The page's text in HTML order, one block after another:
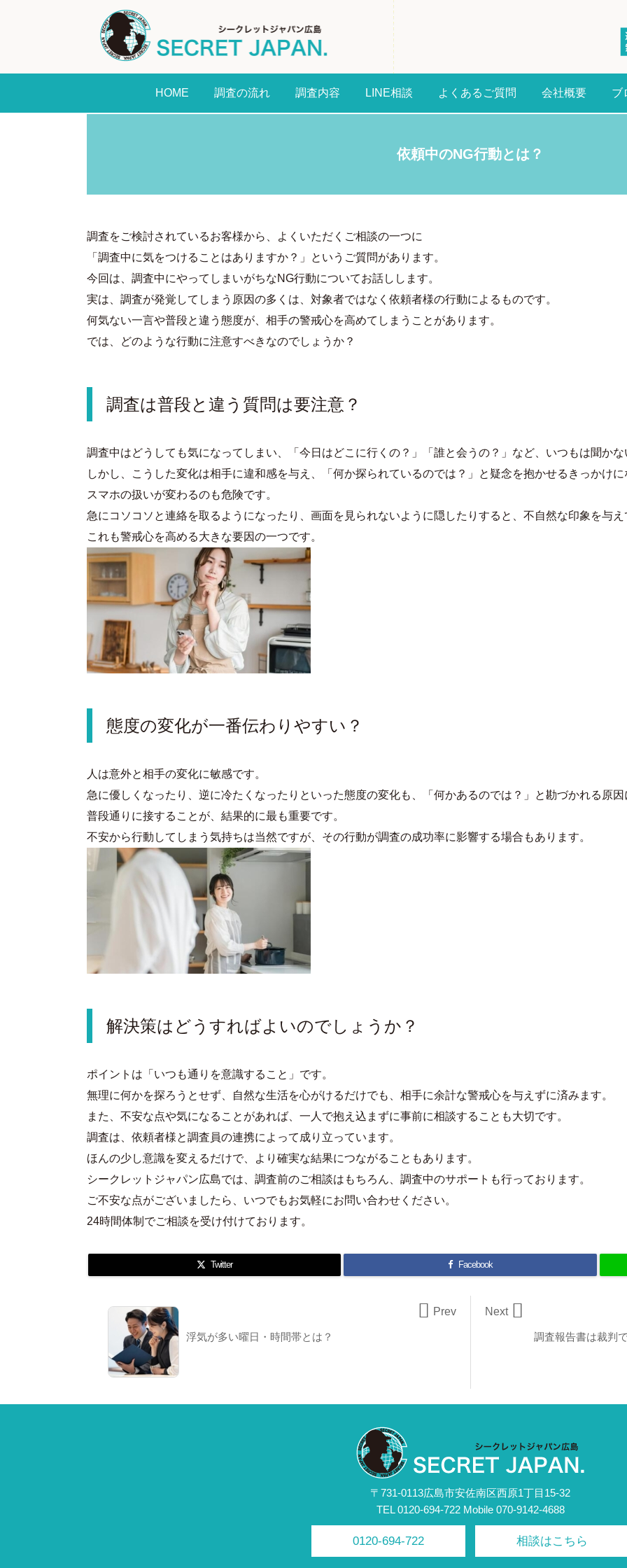
HOME 調査の流れ 調査内容 LINE相談 よくあるご質問 会社概要 ブ
依頼中のNG行動とは？
調査をご検討されているお客様から、よくいただくご相談の一つに
「調査中に気をつけることはありますか？」というご質問があります。
今回は、調査中にやってしまいがちなNG行動についてお話しします。
実は、調査が発覚してしまう原因の多くは、対象者ではなく依頼者様の行動によるものです。
何気ない一言や普段と違う態度が、相手の警戒心を高めてしまうことがあります。
では、どのような行動に注意すべきなのでしょうか？
調査は普段と違う質問は要注意？
調査中はどうしても気になってしまい、「今日はどこに行くの？」「誰と会うの？」など、いつもは聞かな
しかし、こうした変化は相手に違和感を与え、「何か探られているのでは？」と疑念を抱かせるきっかけに
スマホの扱いが変わるのも危険です。
急にコソコソと連絡を取るようになったり、画面を見られないように隠したりすると、不自然な印象を与え
これも警戒心を高める大きな要因の一つです。
態度の変化が一番伝わりやすい？
人は意外と相手の変化に敏感です。
急に優しくなったり、逆に冷たくなったりといった態度の変化も、「何かあるのでは？」と勘づかれる原因
普段通りに接することが、結果的に最も重要です。
不安から行動してしまう気持ちは当然ですが、その行動が調査の成功率に影響する場合もあります。
解決策はどうすればよいのでしょうか？
ポイントは「いつも通りを意識すること」です。
無理に何かを探ろうとせず、自然な生活を心がけるだけでも、相手に余計な警戒心を与えずに済みます。
また、不安な点や気になることがあれば、一人で抱え込まずに事前に相談することも大切です。
調査は、依頼者様と調査員の連携によって成り立っています。
ほんの少し意識を変えるだけで、より確実な結果につながることもあります。
シークレットジャパン広島では、調査前のご相談はもちろん、調査中のサポートも行っております。
ご不安な点がございましたら、いつでもお気軽にお問い合わせください。
24時間体制でご相談を受け付けております。
Twitter Facebook
調査報告書は裁判

Next
浮気が多い曜日・時間帯とは？
 Prev
〒731-0113広島市安佐南区西原1丁目15-32
TEL 0120-694-722 Mobile 070-9142-4688
0120-694-722 相談はこちら